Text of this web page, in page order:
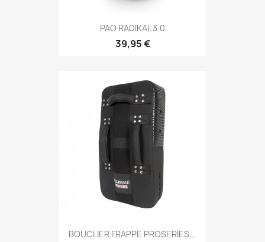
Aperçu rapide
PAO RADIKAL 3.0
39,95 €
Aperçu rapide
BOUCLIER FRAPPE PROSERIES...